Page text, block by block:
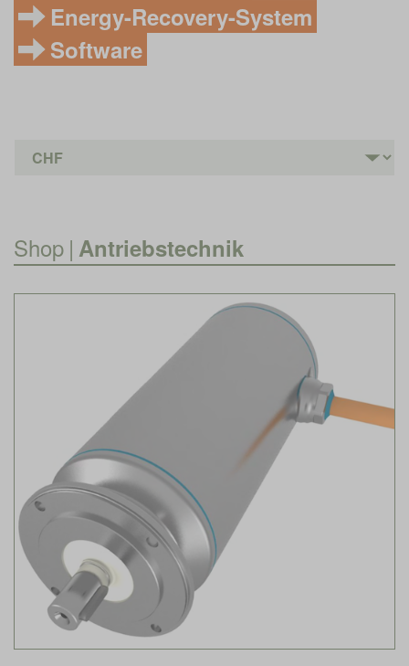
Energy-Recovery-System
Software
Shop | Antriebstechnik